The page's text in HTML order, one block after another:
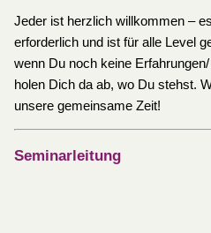
Jeder ist herzlich willkommen –
erforderlich und ist für alle Level
wenn Du noch keine
holen Dich da ab, wo Du stehst.
unsere gemeinsame Zeit!
Seminarleitung